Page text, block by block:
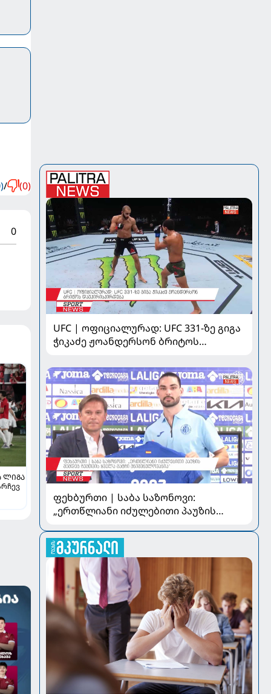
/ (0)
0
ᲚᲘᲒᲐ
UFC | ოფიციალურად: UFC 331-ზე გიგა
ჭიკაძე ჟოანდერსონ ბრიტოს
ფეხბურთი | საბა საზონოვი:
„ერთწლიანი იძულებითი პაუზის
მნიშვნელოვანია“